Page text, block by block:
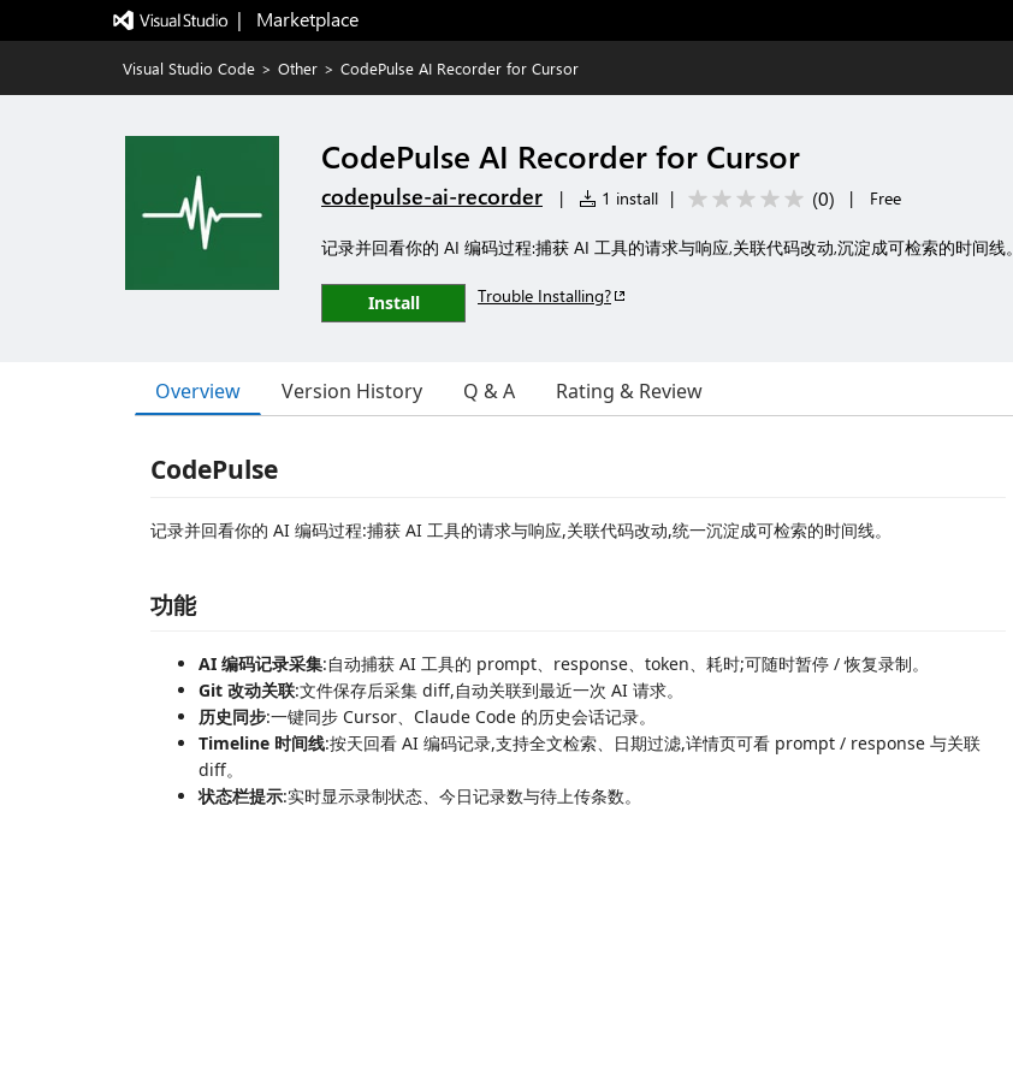
|   Marketplace
Visual Studio Code > Other > CodePulse AI Recorder for Cursor
CodePulse AI Recorder for Cursor
codepulse-ai-recorder | 1 install | (0) | Free
记录并回看你的 AI 编码过程:捕获 AI 工具的请求与响应,关联代码改动,沉淀成可检索的时间线。
Install Trouble Installing?
Overview Version History Q & A Rating & Review
CodePulse
记录并回看你的 AI 编码过程:捕获 AI 工具的请求与响应,关联代码改动,统一沉淀成可检索的时间线。
功能
AI 编码记录采集:自动捕获 AI 工具的 prompt、response、token、耗时;可随时暂停 / 恢复录制。
Git 改动关联:文件保存后采集 diff,自动关联到最近一次 AI 请求。
历史同步:一键同步 Cursor、Claude Code 的历史会话记录。
Timeline 时间线:按天回看 AI 编码记录,支持全文检索、日期过滤,详情页可看 prompt / response 与关联
diff。
状态栏提示:实时显示录制状态、今日记录数与待上传条数。